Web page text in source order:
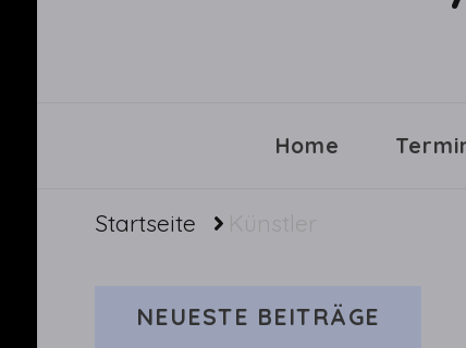
Home
Startseite Künstler
NEUESTE BEITRÄGE